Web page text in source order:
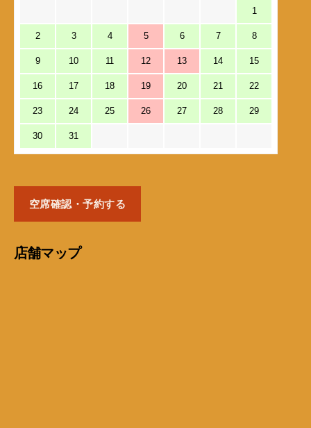
1
2 3 4 5 6 7 8
9 10 11 12 13 14 15
16 17 18 19 20 21 22
23 24 25 26 27 28 29
30 31
空席確認・予約する
店舗マップ